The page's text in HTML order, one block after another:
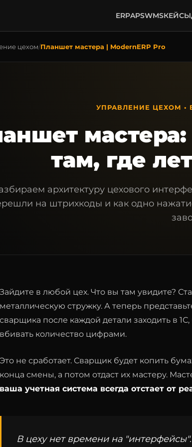
ERPAPSWMSКЕЙСЫ
цехом Планшет мастера | ModernERP Pro
УПРАВЛЕНИЕ ЦЕХОМ •
мастера:
там, где
архитектуру цехового
на штрихкоды и как одно
Зайдите в любой цех. Что вы там увидите?
металлическую стружку. А теперь
сварщика после каждой детали заходить в
вбивать количество цифрами.
Это не сработает. Сварщик будет копить
конца смены, а потом отдаст их мастеру.
ваша учетная система всегда отстает от
В цеху нет времени на